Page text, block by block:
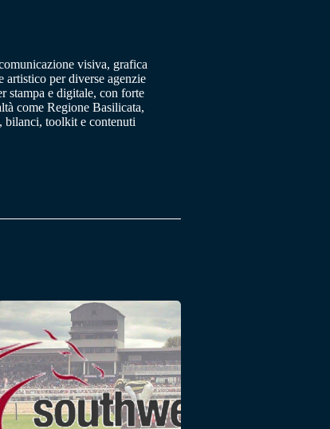
visiva, grafica
per diverse agenzie
stampa e digitale, con forte
come Regione Basilicata,
bilanci, toolkit e contenuti